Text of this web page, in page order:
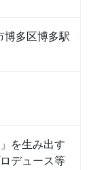
多区博多駅
を生み出す
デュース等